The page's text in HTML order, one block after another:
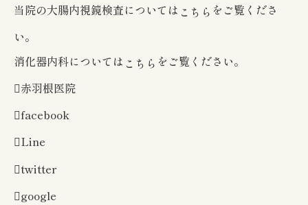
当院の大腸内視鏡検査については こちら をご覧くださ
い。
消化器内科については こちら をご覧ください。
赤羽根医院
facebook
Line
twitter
google